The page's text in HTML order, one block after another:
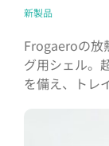
新製品
Frogaeroの放
グ用シェル。
を備え、トレ